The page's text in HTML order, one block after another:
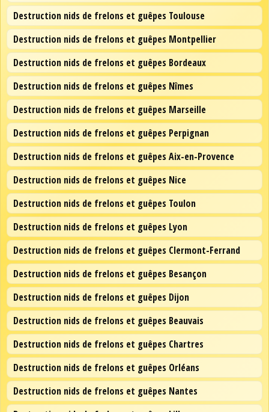
Destruction nids de frelons et guêpes Toulouse
Destruction nids de frelons et guêpes Montpellier
Destruction nids de frelons et guêpes Bordeaux
Destruction nids de frelons et guêpes Nîmes
Destruction nids de frelons et guêpes Marseille
Destruction nids de frelons et guêpes Perpignan
Destruction nids de frelons et guêpes Aix-en-Provence
Destruction nids de frelons et guêpes Nice
Destruction nids de frelons et guêpes Toulon
Destruction nids de frelons et guêpes Lyon
Destruction nids de frelons et guêpes Clermont-Ferrand
Destruction nids de frelons et guêpes Besançon
Destruction nids de frelons et guêpes Dijon
Destruction nids de frelons et guêpes Beauvais
Destruction nids de frelons et guêpes Chartres
Destruction nids de frelons et guêpes Orléans
Destruction nids de frelons et guêpes Nantes